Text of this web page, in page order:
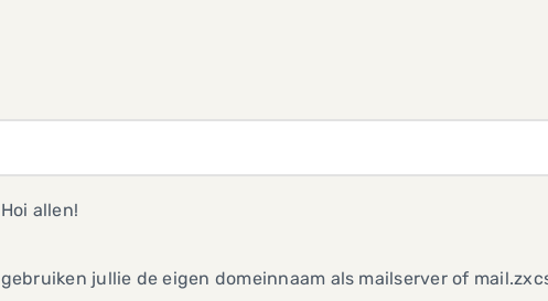
Hoi allen!
gebruiken jullie de eigen domeinnaam als mailserver of